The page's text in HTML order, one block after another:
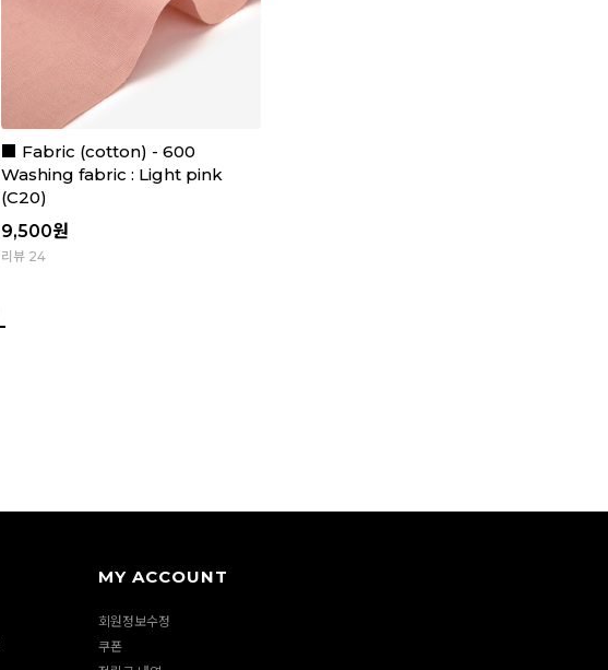
■ Fabric (cotton) - 600
Washing fabric : Light pink
(C20)
9,500원
리뷰 24
MY ACCOUNT
회원정보수정
쿠폰